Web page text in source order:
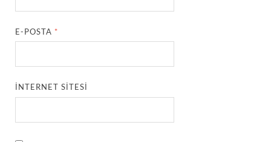
E-POSTA *
İNTERNET SITESI